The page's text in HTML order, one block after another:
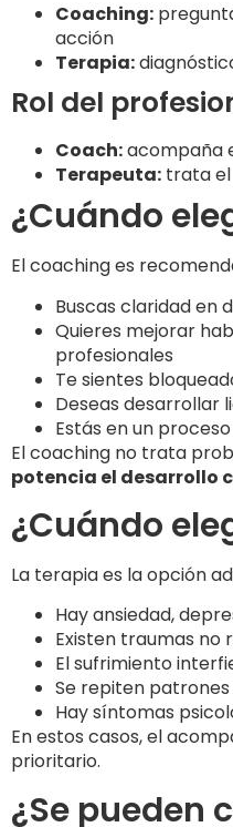
Coaching:
acción
Terapia:
Rol del
Coach:acompaña
Terapeuta: trata
¿Cuándo
El coaching es
Buscas claridad en
Quieres mejorar
profesionales
Te sientes
Deseas desarrollar
Estás en un
El coaching no trata
potencia el desarrollo
¿Cuándo
La terapia es la opción
Hay ansiedad,
Existen traumas no
El sufrimiento
Se repiten
Hay síntomas
En estos casos, el
prioritario.
¿Se pueden